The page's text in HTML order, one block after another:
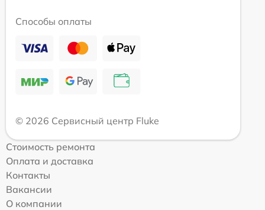
Способы оплаты
© 2026 Сервисный центр Fluke
Стоимость ремонта
Оплата и доставка
Контакты
Вакансии
О компании